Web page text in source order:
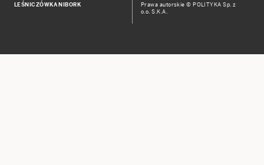
LEŚNICZÓWKA NIBORK
Prawa autorskie © POLITYKA Sp. z
o.o. S.K.A.